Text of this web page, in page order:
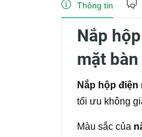
Thông tin
Nắp
mặt
Nắp hộp điện
tối ưu không
Màu sắc của